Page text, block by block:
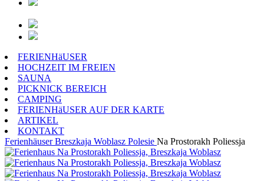
FERIENHäUSER
HOCHZEIT IM FREIEN
SAUNA
PICKNICK BEREICH
CAMPING
FERIENHäUSER AUF DER KARTE
ARTIKEL
KONTAKT
Ferienhäuser Breszkaja Woblasz Polesie Na Prostorakh Poliessja